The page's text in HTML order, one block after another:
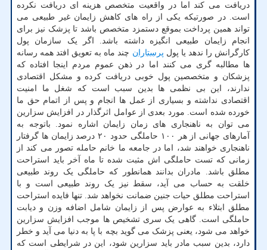
دریافت می کند اما در واقعیت متخصص هزینه ای دریافت نکرده
است. در صورتیکه یکی از راه های کاهش زایمان غیر طبیعی می
تواند همین پرداخت بموقع دستمزد متخصص باشد تا پزشک نیز برای
انجام زایمان طبیعی انگیزه داشته باشد. اگر یک سازمان پول
کارگرانش را ندهد یا پول پرستاران چند ماه به تعویق افتد همه رسانه
ها مطالبه گری می کنند اما در ذهن عموم مردم اینجا افتاده که
پزشکان و متخصصین پول خوبی دریافت کرده و مشکل اقتصادی
ندارند، این بی نظمی ها بدین سبب است که شغل ما امنیت
اقتصادی نداشته و بسیاری از عمل ها انجام و پس از اتمام حق ما
خورده شده است. مورد بعدی از عوامل اثرگذار در افزایش سزارین
می توان به ناهنجاری های زمان زایمان اشاره نمود. باتوجه به
آمارهای جهانی از هر ۱۰۰ حاملگی حدود ۲۰ درصد زایمان ها گرفتار
ناهنجاری خواهند شد، اما در جامعه ما خانم حامله تصور می کند از
زمانی که تست حاملگی اش مثبت شده تا ماه آخر باید استراحت
مطلق باشد. مادران بدانند همانطور که حاملگی یک روند طبیعی
خلقت به حساب می آید، سقط نیز یک روند طبیعی است و با
استراحت مطلق حیات جنین ضمانت نخواهد شد. تنها فایده استراحت
مطلق ابتلاء به عوارض پس از زایمان شامل اضافه وزن و دیابت
حاملگی است. گاهی یک سری تشخیص ها موجب افزایش سزارین
خواهد می شود، یعنی پزشک می گوید بچه با پا به دنیا می آید و خطر
دارد، بدین سبب مادر باید سزارین شود، این در شرایطی است که